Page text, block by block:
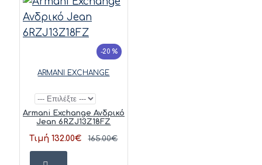
-20 %
ARMANI EXCHANGE
Armani Exchange Ανδρικό
Jean 6RZJ13Z18FZ
Τιμή 132.00€ 165.00€